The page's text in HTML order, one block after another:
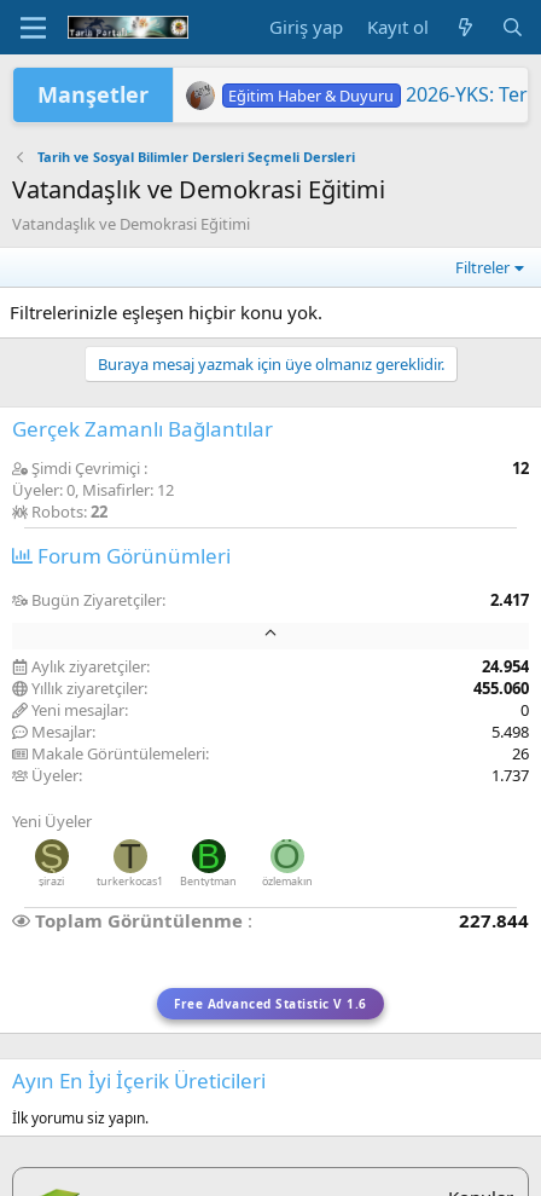
Giriş yap Kayıt ol
Manşetler Eğitim Haber & Duyuru 2026-YKS:
Eğitim Haber & Duyuru
Eğitim Haber & Duyuru
TÜRKİYE YÜZYILI MAARİF
Eğitim Haber & Duyuru
2026 Yükseköğretim Kurumları
Eğitim Haber & Duyuru
Eğitim Haber & Duyuru
2026 HAZİRAN DÖNEMİ MESLEKİ
Tarih ve Sosyal Bilimler Dersleri Seçmeli Dersleri
Vatandaşlık ve Demokrasi Eğitimi
Vatandaşlık ve Demokrasi Eğitimi
Filtreler
Filtrelerinizle eşleşen hiçbir konu yok.
Buraya mesaj yazmak için üye olmanız gereklidir.
Gerçek Zamanlı Bağlantılar
Şimdi Çevrimiçi
12
Üyeler: 0, Misafirler: 12
Robots:22
Forum Görünümleri
Bugün Ziyaretçiler 2.417
Aylık ziyaretçiler
24.954
Yıllık ziyaretçiler
455.060
Yeni mesajlar
0
Mesajlar
5.498
Makale Görüntülemeleri
26
Üyeler
1.737
Yeni Üyeler
Ş
şirazi
T
turkerkocas1
B
Bentytman
Ö
özlemakın
Toplam Görüntülenme 227.844
Free Advanced Statistic V 1.6
Ayın En İyi İçerik Üreticileri
İlk yorumu siz yapın.